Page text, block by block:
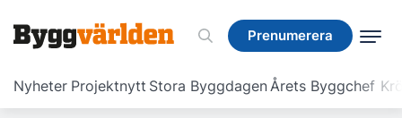
Prenumerera
Nyheter Projektnytt Stora ByggdagenÅrets Byggchef
Prenumerera